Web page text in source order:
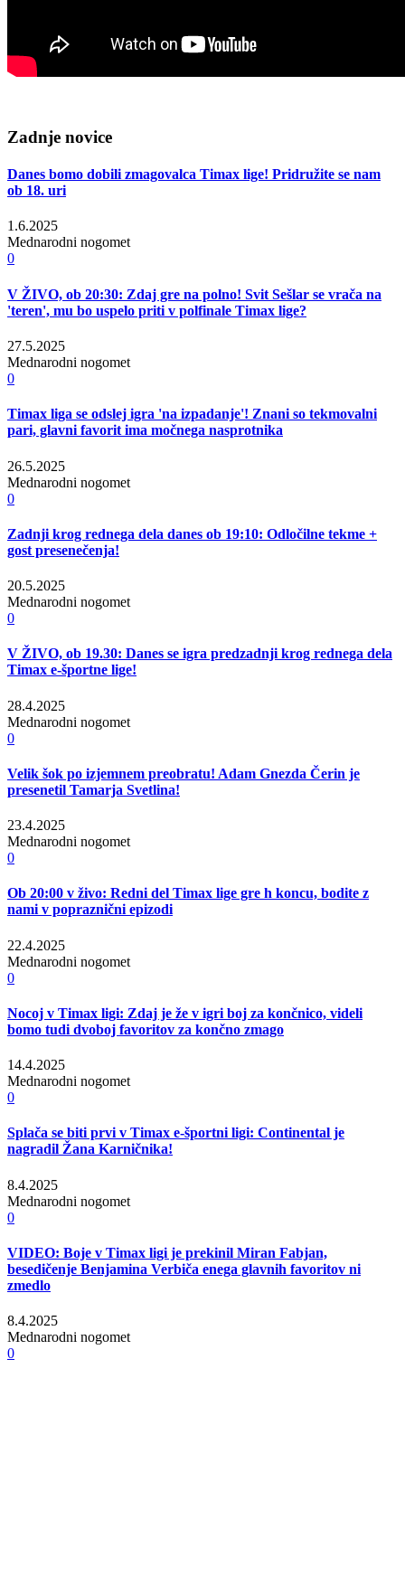
Zadnje novice
Danes bomo dobili zmagovalca Timax lige! Pridružite se nam
ob 18. uri
1.6.2025
Mednarodni nogomet
0
V ŽIVO, ob 20:30: Zdaj gre na polno! Svit Sešlar se vrača na
'teren', mu bo uspelo priti v polfinale Timax lige?
27.5.2025
Mednarodni nogomet
0
Timax liga se odslej igra 'na izpadanje'! Znani so tekmovalni
pari, glavni favorit ima močnega nasprotnika
26.5.2025
Mednarodni nogomet
0
Zadnji krog rednega dela danes ob 19:10: Odločilne tekme +
gost presenečenja!
20.5.2025
Mednarodni nogomet
0
V ŽIVO, ob 19.30: Danes se igra predzadnji krog rednega dela
Timax e-športne lige!
28.4.2025
Mednarodni nogomet
0
Velik šok po izjemnem preobratu! Adam Gnezda Čerin je
presenetil Tamarja Svetlina!
23.4.2025
Mednarodni nogomet
0
Ob 20:00 v živo: Redni del Timax lige gre h koncu, bodite z
nami v popraznični epizodi
22.4.2025
Mednarodni nogomet
0
Nocoj v Timax ligi: Zdaj je že v igri boj za končnico, videli
bomo tudi dvoboj favoritov za končno zmago
14.4.2025
Mednarodni nogomet
0
Splača se biti prvi v Timax e-športni ligi: Continental je
nagradil Žana Karničnika!
8.4.2025
Mednarodni nogomet
0
VIDEO: Boje v Timax ligi je prekinil Miran Fabjan,
besedičenje Benjamina Verbiča enega glavnih favoritov ni
zmedlo
8.4.2025
Mednarodni nogomet
0